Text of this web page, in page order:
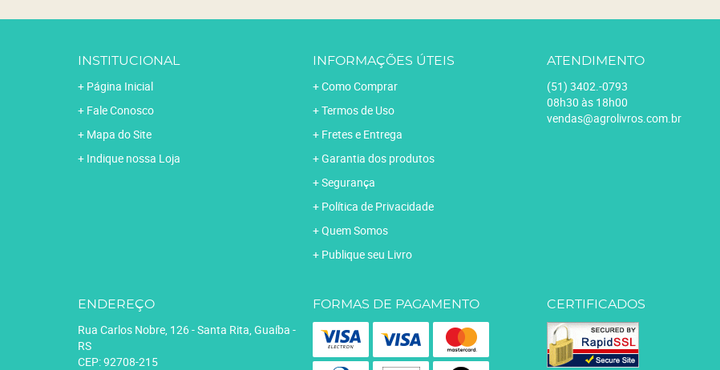
INSTITUCIONAL
Página Inicial
Fale Conosco
Mapa do Site
Indique nossa Loja
INFORMAÇÕES ÚTEIS
Como Comprar
Termos de Uso
Fretes e Entrega
Garantia dos produtos
Segurança
Política de Privacidade
Quem Somos
Publique seu Livro
ATENDIMENTO
(51) 3402.-0793
08h30 às 18h00
vendas@agrolivros.com.br
ENDEREÇO
Rua Carlos Nobre, 126-Santa Rita, Guaíba -
RS
CEP: 92708-215
FORMAS DE PAGAMENTO CERTIFICADOS